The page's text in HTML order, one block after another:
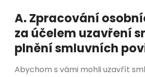
A. Zpracování
za účelem uzavření
plnění smluvních
Abychom s vámi mohli uzavřít